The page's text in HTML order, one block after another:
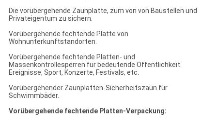
Die vorübergehende Zaunplatte, zum von von Baustellen und
Privateigentum zu sichern.
Vorübergehende fechtende Platte von
Wohnunterkunftstandorten.
Vorübergehende fechtende Platten- und
Massenkontrollesperren für bedeutende Öffentlichkeit.
Ereignisse, Sport, Konzerte, Festivals, etc.
Vorübergehender Zaunplatten-Sicherheitszaun für
Schwimmbäder.
Vorübergehende fechtende Platten-Verpackung: